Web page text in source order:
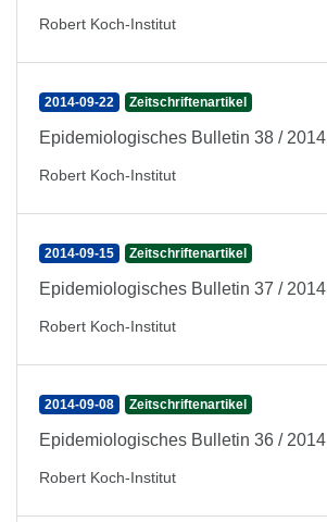
Robert Koch-Institut
2014-09-22 Zeitschriftenartikel
Epidemiologisches Bulletin 38 / 2014
Robert Koch-Institut
2014-09-15 Zeitschriftenartikel
Epidemiologisches Bulletin 37 / 2014
Robert Koch-Institut
2014-09-08 Zeitschriftenartikel
Epidemiologisches Bulletin 36 / 2014
Robert Koch-Institut